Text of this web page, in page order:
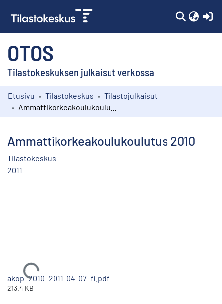
OTOS
Tilastokeskuksen julkaisut verkossa
Kokoelmat
Etusivu Tilastokeskus
Tilastojulkaisut
Ammattikorkeakoulukoulutus 2010
Tilastokeskus
2011
Ladataan...
akop_2010_2011-04-07_fi.pdf
213.4 KB